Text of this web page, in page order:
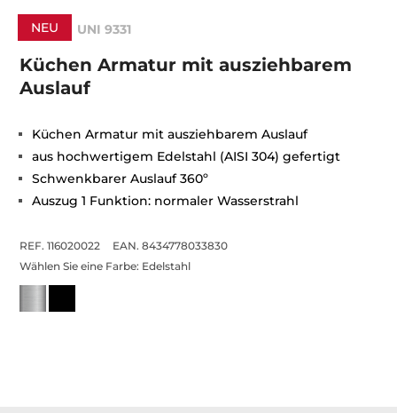
NEU UNI 9331
Küchen Armatur mit ausziehbarem
Auslauf
Küchen Armatur mit ausziehbarem Auslauf
aus hochwertigem Edelstahl (AISI 304) gefertigt
Schwenkbarer Auslauf 360º
Auszug 1 Funktion: normaler Wasserstrahl
REF. 116020022
EAN. 8434778033830
Wählen Sie eine Farbe: Edelstahl